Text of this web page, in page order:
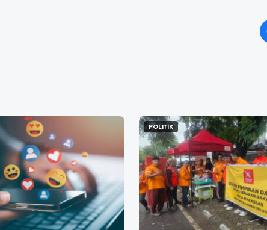
POLITIK